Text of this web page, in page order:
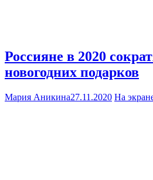
Россияне в 2020
новогодних подарков
Мария Аникина27.11.2020 На